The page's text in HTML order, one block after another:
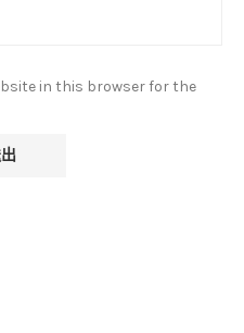
in this browser for the